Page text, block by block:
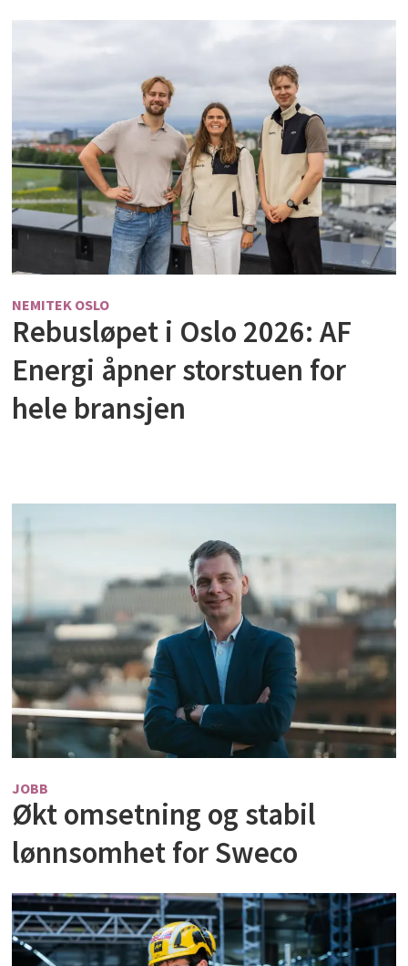
NEMITEK OSLO
Rebusløpet i Oslo 2026: AF
Energi åpner storstuen for
hele bransjen
JOBB
Økt omsetning og stabil
lønnsomhet for Sweco